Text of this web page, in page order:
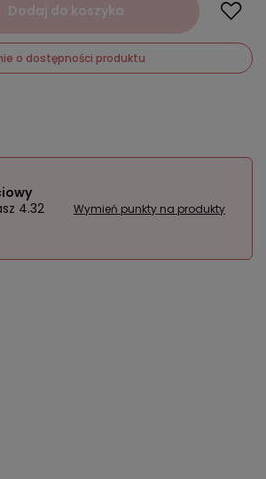
Dodaj do koszyka
o dostępności produktu
4.32
Wymień punkty na produkty